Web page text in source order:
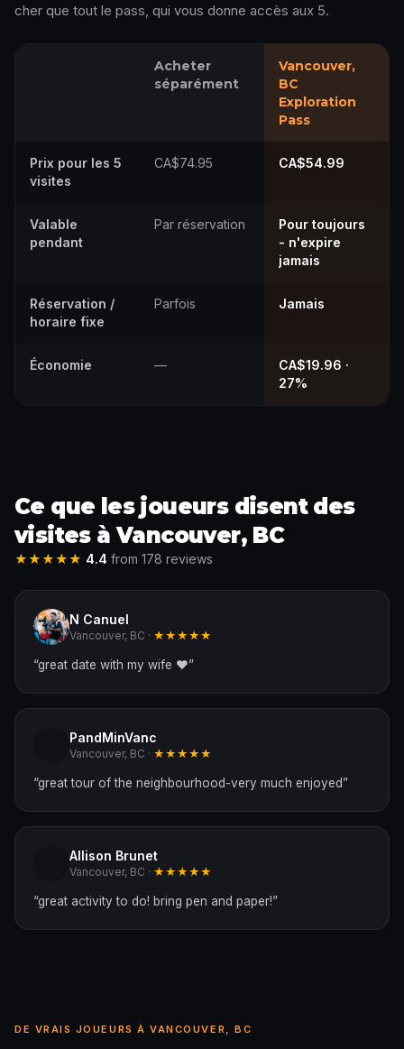
cher que tout le pass, qui vous donne accès aux 5.
Acheter
séparément
Vancouver,
BC
Exploration
Pass
Prix pour les 5
visites
CA$74.95 CA$54.99
Valable
pendant
Par réservation
Pour toujours
- n'expire
jamais
Réservation /
horaire fixe
Parfois Jamais
Économie —
CA$19.96 ·
27%
Ce que les joueurs disent des
visites à Vancouver, BC
★★★★★ 4.4 from 178 reviews
N Canuel
Vancouver, BC · ★★★★★
“great date with my wife ❤️”
PandMinVanc
Vancouver, BC · ★★★★★
“great tour of the neighbourhood-very much enjoyed”
Allison Brunet
Vancouver, BC · ★★★★★
“great activity to do! bring pen and paper!”
DE VRAIS JOUEURS À VANCOUVER, BC